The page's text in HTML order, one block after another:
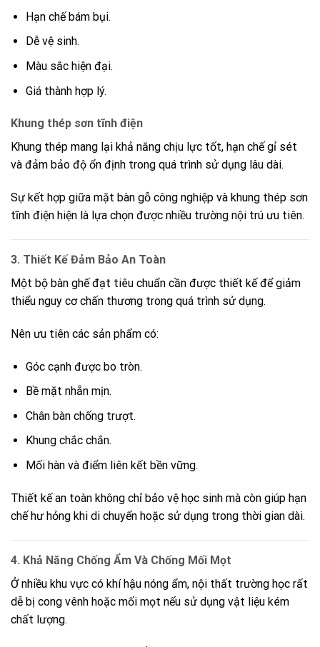
Hạn chế bám bụi.
Dễ vệ sinh.
Màu sắc hiện đại.
Giá thành hợp lý.
Khung thép sơn tĩnh điện
Khung thép mang lại khả năng chịu lực tốt, hạn chế gỉ sét
và đảm bảo độ ổn định trong quá trình sử dụng lâu dài.
Sự kết hợp giữa mặt bàn gỗ công nghiệp và khung thép sơn
tĩnh điện hiện là lựa chọn được nhiều trường nội trú ưu tiên.
3. Thiết Kế Đảm Bảo An Toàn
Một bộ bàn ghế đạt tiêu chuẩn cần được thiết kế để giảm
thiểu nguy cơ chấn thương trong quá trình sử dụng.
Nên ưu tiên các sản phẩm có:
Góc cạnh được bo tròn.
Bề mặt nhẵn mịn.
Chân bàn chống trượt.
Khung chắc chắn.
Mối hàn và điểm liên kết bền vững.
Thiết kế an toàn không chỉ bảo vệ học sinh mà còn giúp hạn
chế hư hỏng khi di chuyển hoặc sử dụng trong thời gian dài.
4. Khả Năng Chống Ẩm Và Chống Mối Mọt
Ở nhiều khu vực có khí hậu nóng ẩm, nội thất trường học rất
dễ bị cong vênh hoặc mối mọt nếu sử dụng vật liệu kém
chất lượng.